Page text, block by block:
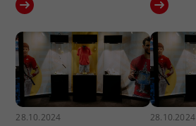
28.10.2024 28.10.2024